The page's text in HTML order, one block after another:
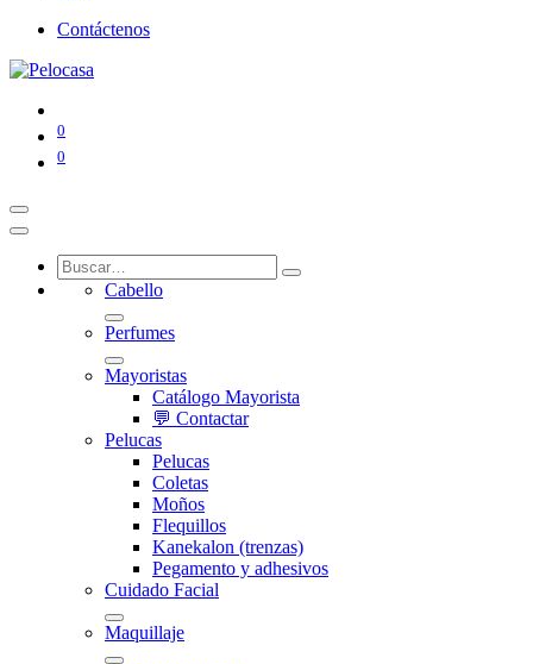
Contáctenos
0
0
Cabello
Perfumes
Mayoristas
Catálogo Mayorista
💬 Contactar
Pelucas
Pelucas
Coletas
Moños
Flequillos
Kanekalon (trenzas)
Pegamento y adhesivos
Cuidado Facial
Maquillaje